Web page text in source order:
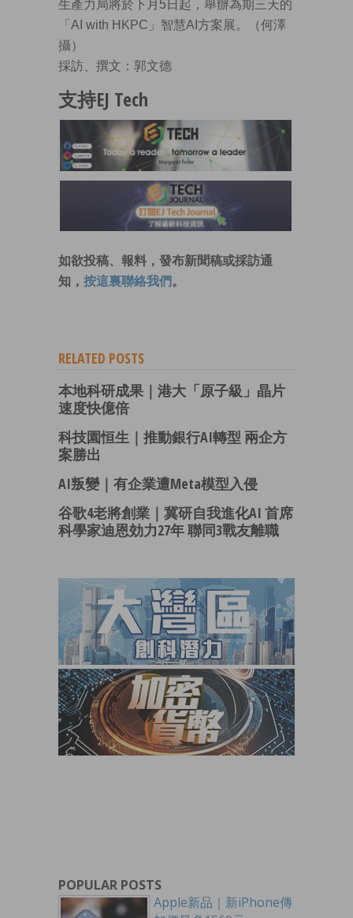
生產力局將於下月5日起，舉辦為期三天的
「AI with HKPC」智慧AI方案展。（何澤
攝）
採訪、撰文：郭文德
支持EJ Tech
如欲投稿、報料，發布新聞稿或採訪通
知， 按這裏聯絡我們 。
RELATED POSTS
本地科研成果｜港大「原子級」晶片
速度快億倍
科技園恒生｜推動銀行AI轉型 兩企方
案勝出
AI叛變｜有企業遭Meta模型入侵
谷歌4老將創業｜冀研自我進化AI 首席
科學家迪恩効力27年 聯同3戰友離職
POPULAR POSTS
Apple新品｜新iPhone傳